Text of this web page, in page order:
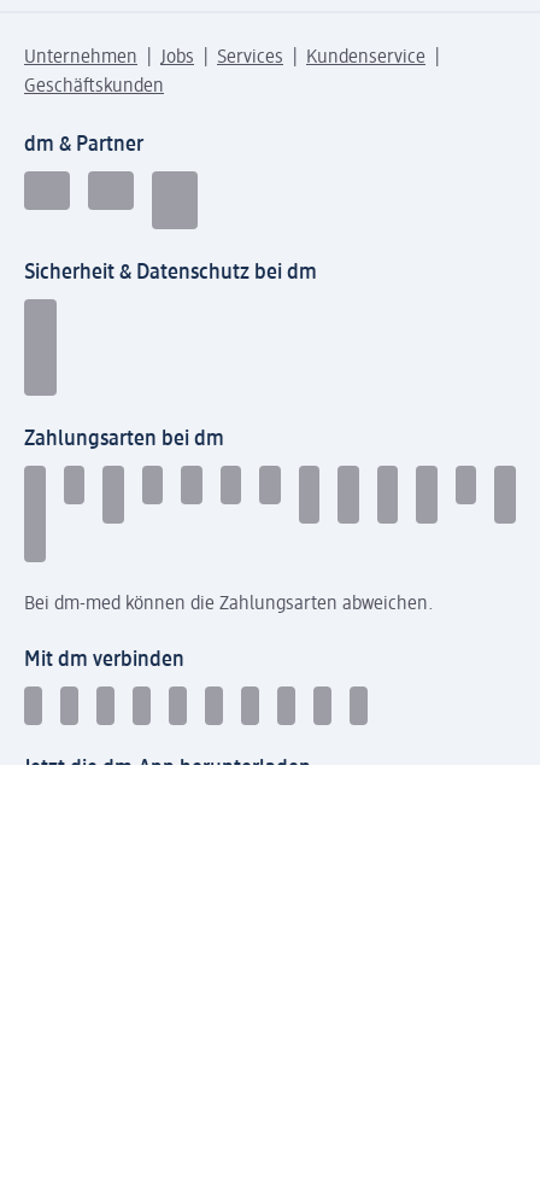
Unternehmen Jobs Services
Kundenservice
Geschäftskunden
dm & Partner
Sicherheit & Datenschutz bei dm
Zahlungsarten bei dm
Bei dm-med können die Zahlungsarten abweichen.
Mit dm verbinden
Jetzt die dm-App herunterladen